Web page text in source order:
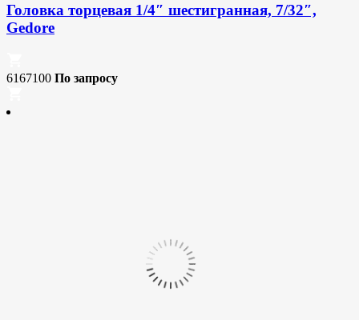
Головка торцевая 1/4″ шестигранная, 7/32″,
Gedore
6167100 По запросу